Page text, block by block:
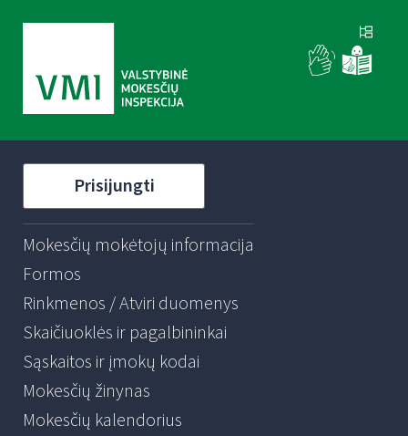
Prisijungti
Mokesčių mokėtojų informacija
Formos
Rinkmenos / Atviri duomenys
Skaičiuoklės ir pagalbininkai
Sąskaitos ir įmokų kodai
Mokesčių žinynas
Mokesčių kalendorius